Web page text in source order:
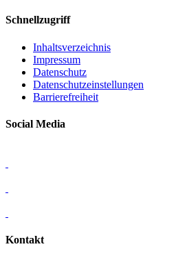
Schnellzugriff
Inhaltsverzeichnis
Impressum
Datenschutz
Datenschutzeinstellungen
Barrierefreiheit
Social Media
Kontakt